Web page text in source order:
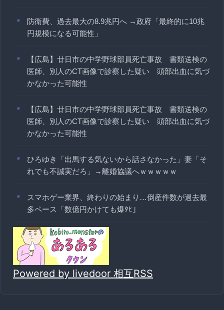
防衛費、過去最大の8.9兆円へ →政府「最終的に10兆
円規模になる可能性」
【広島】廿日市の中学野球部員死亡事故 書類送検の
医師、別人のCT画像で診察した疑い 頭部出血に気づ
かなかった可能性
【広島】廿日市の中学野球部員死亡事故 書類送検の
医師、別人のCT画像で診察した疑い 頭部出血に気づ
かなかった可能性
ひろゆき「出馬する気ないから話さなかった」妻「そ
れでも不誠実だろ」→離婚協議へｗｗｗｗｗ
スマホゲー業界、終わりの始まり…倒産件数が過去最
多ペース「数億円かけても爆ﾀﾋ」
Powered by livedoor 相互RSS